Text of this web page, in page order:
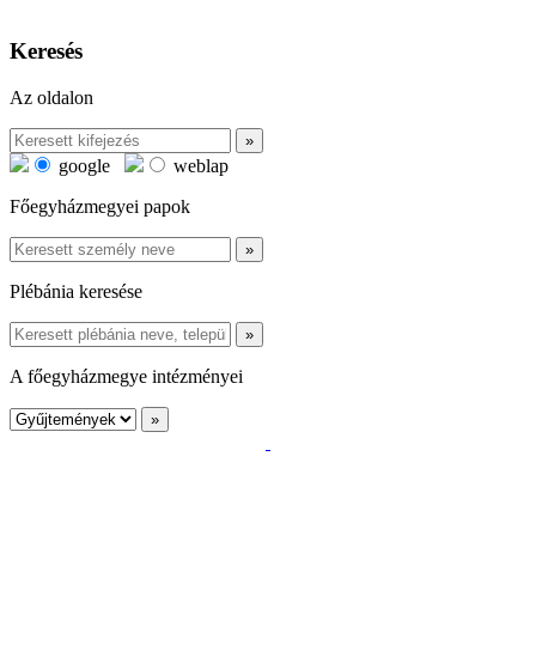
Keresés
Az oldalon
google
weblap
Főegyházmegyei papok
Plébánia keresése
A főegyházmegye intézményei